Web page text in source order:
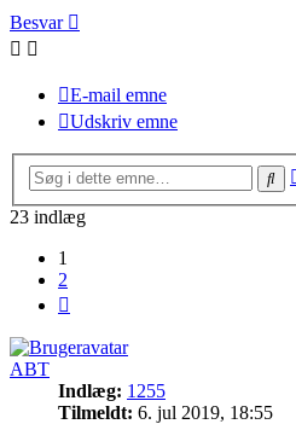
Besvar
E-mail emne
Udskriv emne
Søg
23 indlæg
1
2
ABT
Indlæg: 1255
Tilmeldt: 6. jul 2019, 18:55